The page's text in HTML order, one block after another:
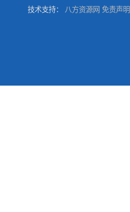
技术支持： 八方资源网 免责声明